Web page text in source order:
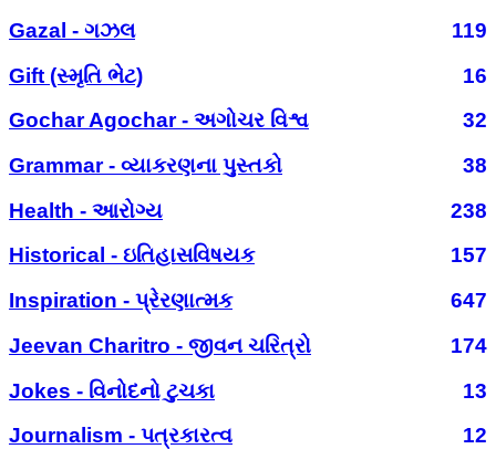
Gazal - ગઝલ
119
Gift (સ્મૃતિ ભેટ)
16
Gochar Agochar - અગોચર વિશ્વ
32
Grammar - વ્યાકરણના પુસ્તકો
38
Health - આરોગ્ય
238
Historical - ઇતિહાસવિષયક
157
Inspiration - પ્રેરણાત્મક
647
Jeevan Charitro - જીવન ચરિત્રો
174
Jokes - વિનોદનો ટુચકા
13
Journalism - પત્રકારત્વ
12